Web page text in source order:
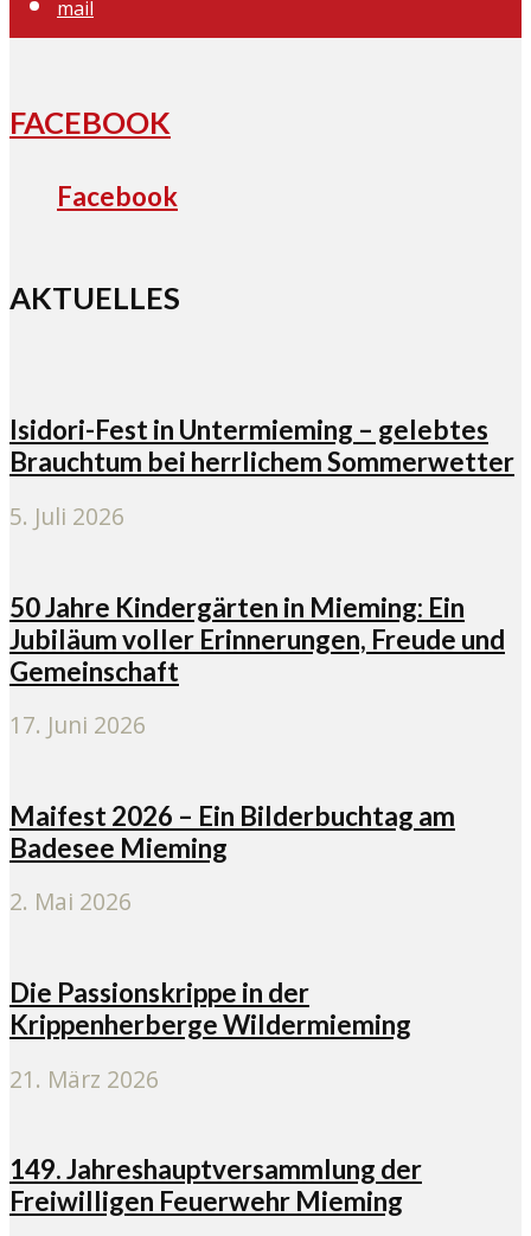
mail
FACEBOOK
Facebook
AKTUELLES
Isidori-Fest in Untermieming – gelebtes
Brauchtum bei herrlichem Sommerwetter
5. Juli 2026
50 Jahre Kindergärten in Mieming: Ein
Jubiläum voller Erinnerungen, Freude und
Gemeinschaft
17. Juni 2026
Maifest 2026 – Ein Bilderbuchtag am
Badesee Mieming
2. Mai 2026
Die Passionskrippe in der
Krippenherberge Wildermieming
21. März 2026
149. Jahreshauptversammlung der
Freiwilligen Feuerwehr Mieming